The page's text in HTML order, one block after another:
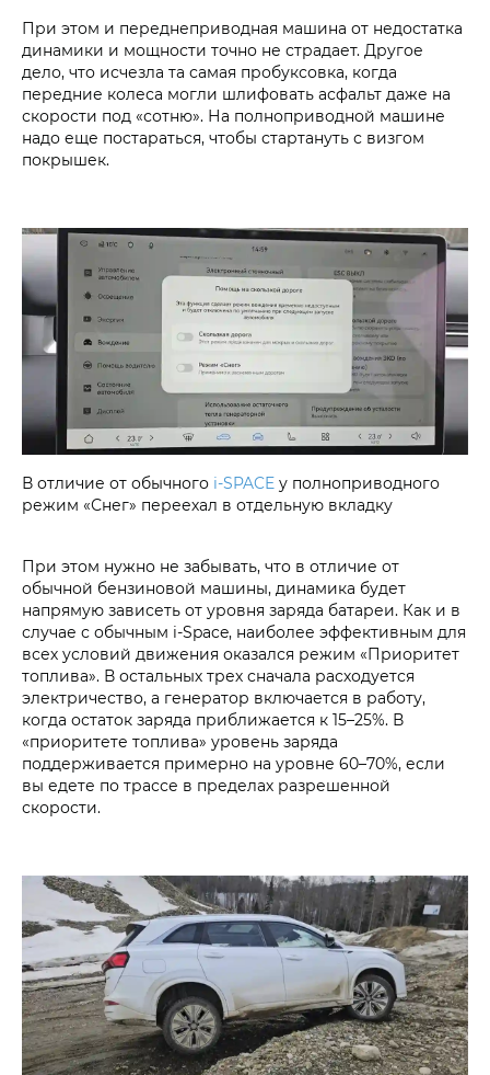
При этом и переднеприводная машина от недостатка
динамики и мощности точно не страдает. Другое
дело, что исчезла та самая пробуксовка, когда
передние колеса могли шлифовать асфальт даже на
скорости под «сотню». На полноприводной машине
надо еще постараться, чтобы стартануть с визгом
покрышек.
В отличие от обычного i‑SPACE у полноприводного
режим «Снег» переехал в отдельную вкладку
При этом нужно не забывать, что в отличие от
обычной бензиновой машины, динамика будет
напрямую зависеть от уровня заряда батареи. Как и в
случае с обычным i-Space, наиболее эффективным для
всех условий движения оказался режим «Приоритет
топлива». В остальных трех сначала расходуется
электричество, а генератор включается в работу,
когда остаток заряда приближается к 15–25%. В
«приоритете топлива» уровень заряда
поддерживается примерно на уровне 60–70%, если
вы едете по трассе в пределах разрешенной
скорости.